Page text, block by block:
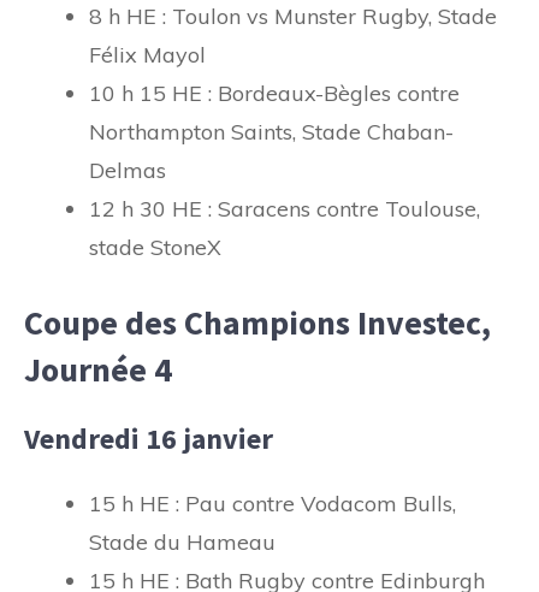
8 h HE : Toulon vs Munster Rugby, Stade
Félix Mayol
10 h 15 HE : Bordeaux-Bègles contre
Northampton Saints, Stade Chaban-
Delmas
12 h 30 HE : Saracens contre Toulouse,
stade StoneX
Coupe des Champions Investec,
Journée 4
Vendredi 16 janvier
15 h HE : Pau contre Vodacom Bulls,
Stade du Hameau
15 h HE : Bath Rugby contre Edinburgh